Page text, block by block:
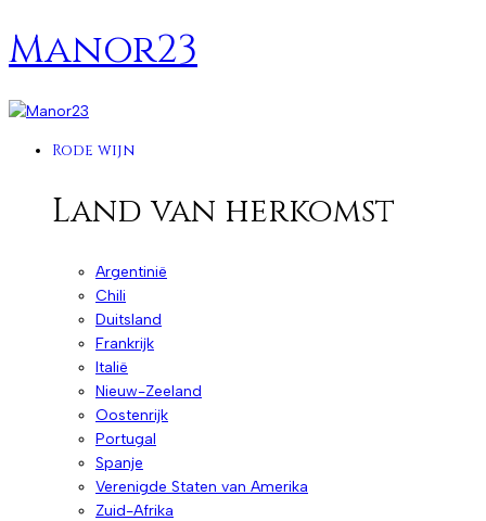
Manor23
Rode wijn
Land van herkomst
Argentinië
Chili
Duitsland
Frankrijk
Italië
Nieuw-Zeeland
Oostenrijk
Portugal
Spanje
Verenigde Staten van Amerika
Zuid-Afrika